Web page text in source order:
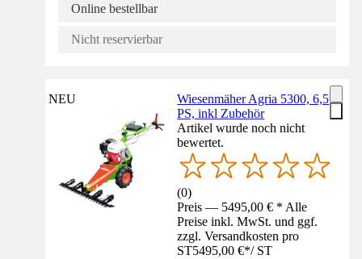
Online bestellbar
Nicht reservierbar
NEU
Wiesenmäher Agria 5300, 6,5
PS, inkl Zubehör
Artikel wurde noch nicht
bewertet.
(0)
Preis — 5495,00 € * Alle
Preise inkl. MwSt. und ggf.
zzgl. Versandkosten pro
ST5495,00 €*/ ST